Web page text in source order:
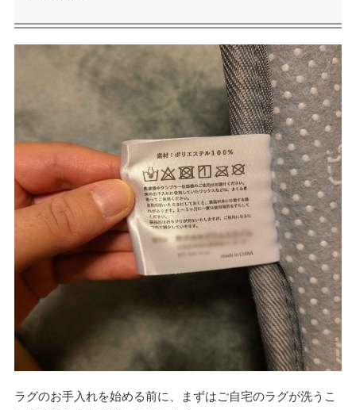
ラグのお手入れを始める前に、まずはご自宅のラグが洗うこ